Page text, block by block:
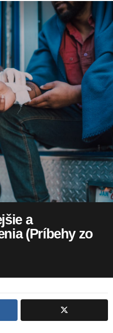
a
(Príbehy zo